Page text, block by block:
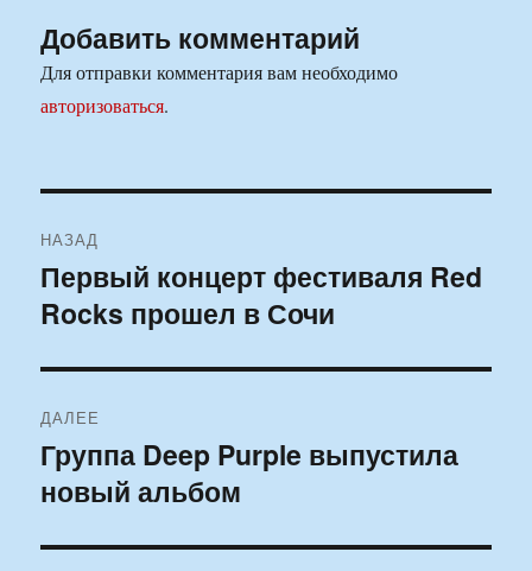
Добавить комментарий
Для отправки комментария вам необходимо
авторизоваться.
по
записям
НАЗАД
Предыдущая
запись:
Первый концерт фестиваля Red
Rocks прошел в Сочи
ДАЛЕЕ
Следующая
запись:
Группа Deep Purple выпустила
новый альбом